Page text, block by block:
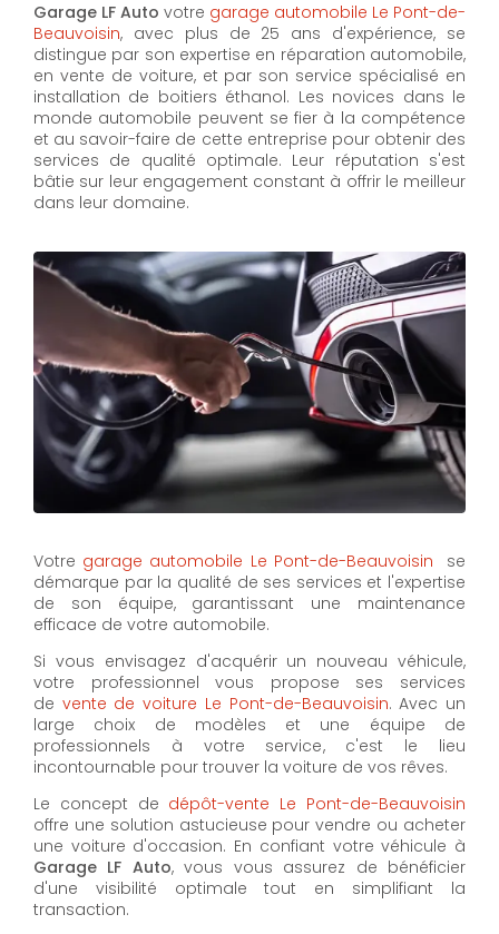
Garage LF Auto votre garage automobile Le Pont-de-
Beauvoisin, avec plus de 25 ans d'expérience, se
distingue par son expertise en réparation automobile,
en vente de voiture, et par son service spécialisé en
installation de boitiers éthanol. Les novices dans le
monde automobile peuvent se fier à la compétence
et au savoir-faire de cette entreprise pour obtenir des
services de qualité optimale. Leur réputation s'est
bâtie sur leur engagement constant à offrir le meilleur
dans leur domaine.
Votre garage automobile Le Pont-de-Beauvoisin se
démarque par la qualité de ses services et l'expertise
de son équipe, garantissant une maintenance
efficace de votre automobile.
Si vous envisagez d'acquérir un nouveau véhicule,
votre professionnel vous propose ses services
de vente de voiture Le Pont-de-Beauvoisin. Avec un
large choix de modèles et une équipe de
professionnels à votre service, c'est le lieu
incontournable pour trouver la voiture de vos rêves.
Le concept de dépôt-vente Le Pont-de-Beauvoisin
offre une solution astucieuse pour vendre ou acheter
une voiture d'occasion. En confiant votre véhicule à
Garage LF Auto, vous vous assurez de bénéficier
d'une visibilité optimale tout en simplifiant la
transaction.